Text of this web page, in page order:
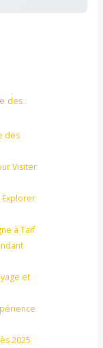
des
des
Visiter
à Taif
et
2025